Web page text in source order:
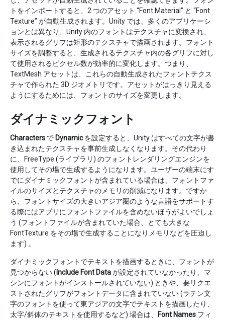
トをインポートすると、2 つのアセット “Font Material” と “Font
Texture” が自動生成されます。Unity では、多くのアプリケーシ
ョンとは異なり、Unity 内のフォントはテクスチャに変換され、
表示されるグリフは矩形のテクスチャで描画されます。フォント
サイズを調整すると、生成されるテクスチャ内の各グリフに対し
て使用されるピクセル数が効率的に変化します。つまり、
TextMesh アセットは、これらの自動生成されたフォントテクス
チャで作られた 3D ジオメトリです。アセットがはっきり見える
ようにするためには、フォントのサイズを変更します。
ダイナミックフォント
Characters で Dynamicを設定すると、Unity はすべての文字が書
き込まれたテクスチャを事前生成しなくなります。その代わり
に、FreeType (ライブラリ) のフォントレンダリングエンジンを
使用してその場で生成するようになります。ユーザーの端末にす
でにダイナミックフォントが含まれている場合は、フォントファ
イルのサイズとテクスチャのメモリの削減になります。ですか
ら、フォントサイズの大きいアジア圏のような言語をサポートす
る際にはアプリにフォントファイルを含めないほうがよいでしょ
う (フォントファイルが含まれていた場合、とても大きな
FontTexture をその場で生成することになりメモリなどを圧迫し
ます) 。
ダイナミックフォントでテキストを描画するときに、フォントが
見つからない ( Include Font Dataが設定されていなかったり、マ
シンにフォントがインストールされていない) ときや、要リクエ
ストされたグリフがフォントデータに含まれていない (ラテン文
字のフォントを使って東アジアの文字でテキストを描画したり、
太字/斜体のテキストを使用するなど) 場合は、
Font Names フィ